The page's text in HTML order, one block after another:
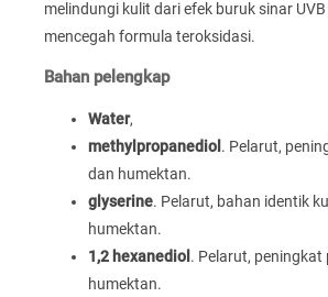
melindungi kulit dari efek buruk sinar
mencegah formula teroksidasi.
Bahan pelengkap
Water,
methylpropanediol. Pelarut,
dan humektan.
glyserine. Pelarut, bahan identik
humektan.
1,2 hexanediol. Pelarut, peningkat
humektan.